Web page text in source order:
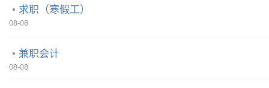
求职（寒假工）
08-08
兼职会计
08-08